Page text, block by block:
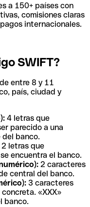
a 150+ países con
comisiones claras
internacionales.
SWIFT?
entre 8 y 11
país, ciudad y
4 letras que
parecido a una
del banco.
2 letras que
encuentra el banco.
2 caracteres
central del banco.
3 caracteres
«XXX»
banco.